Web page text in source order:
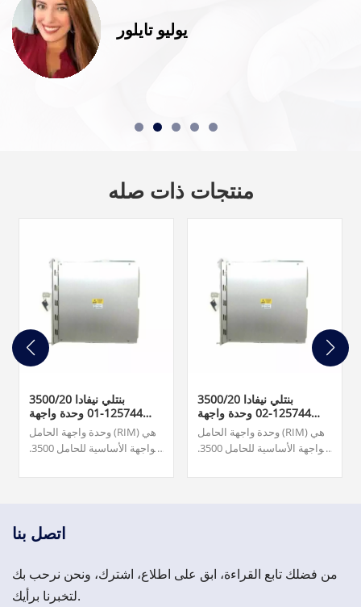
ابي
منتجات ذات صله
بنتلي نيفادا 3500/20
125744-01 وحدة واجهة
الرف TMR
وحدة واجهة الحامل (RIM) هي
الواجهة الأساسية للحامل 3500.
المستخدم لتكوين الحامل
موجودة في الفتحة 1 من
بنتلي نيفادا 3500/20
125744-02 وحدة واجهة
الرف القياسية
وحدة واجهة الحامل (RIM) هي
الواجهة الأساسية للحامل 3500.
المستخدم لتكوين الحامل
اتصل بنا
من فضلك تابع القراءة، ابق على اطلاع، اشترك، ونحن نرحب بك
لتخبرنا برأيك.